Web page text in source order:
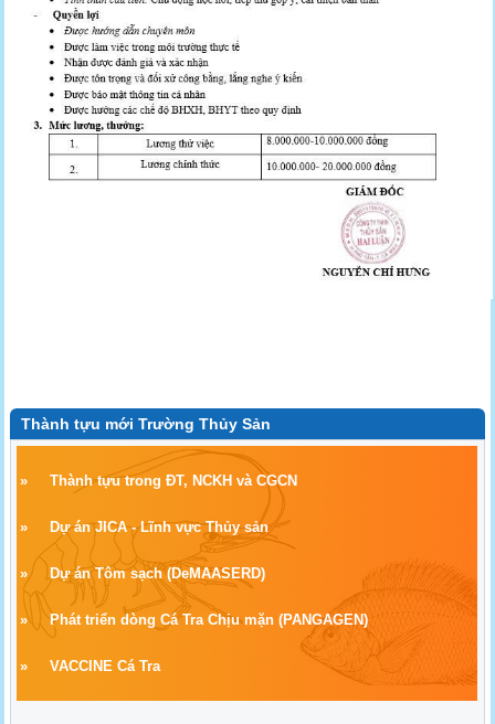
Thành tựu mới Trường Thủy Sản
» Thành tựu trong ĐT, NCKH và CGCN
» Dự án JICA - Lĩnh vực Thủy sản
» Dự án Tôm sạch(DeMAASERD)
» Phát triển dòng Cá Tra Chịu mặn (PANGAGEN)
» VACCINE Cá Tra